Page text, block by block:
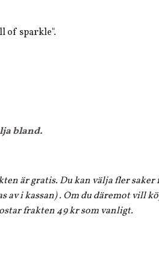
of sparkle".
bland.
är gratis. Du kan välja fler
i kassan) . Om du däremot vill
frakten 49 kr som vanligt.